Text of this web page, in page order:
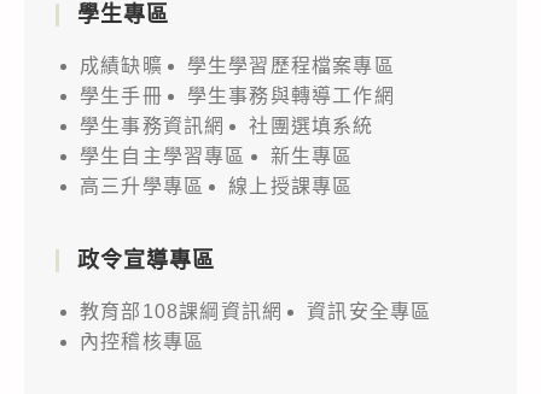
學生專區
成績缺曠
學生學習歷程檔案專區
學生手冊
學生事務與轉導工作網
學生事務資訊網
社團選填系統
學生自主學習專區
新生專區
高三升學專區
線上授課專區
政令宣導專區
教育部108課綱資訊網
資訊安全專區
內控稽核專區